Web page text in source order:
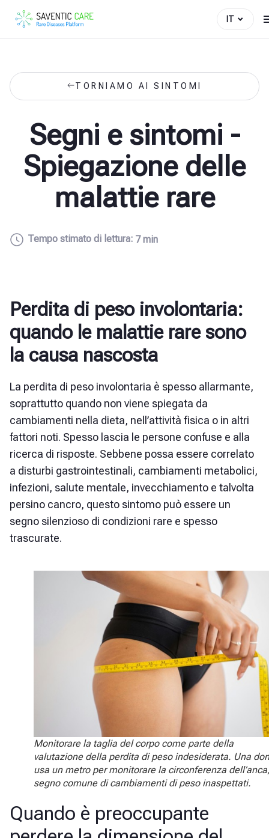
IT
TORNIAMO AI SINTOMI
Segni e sintomi -
Spiegazione delle
malattie rare
Tempo stimato di lettura: 7 min
Perdita di peso involontaria:
quando le malattie rare sono
la causa nascosta
La perdita di peso involontaria è spesso allarmante,
soprattutto quando non viene spiegata da
cambiamenti nella dieta, nell’attività fisica o in altri
fattori noti. Spesso lascia le persone confuse e alla
ricerca di risposte. Sebbene possa essere correlato
a disturbi gastrointestinali, cambiamenti metabolici,
infezioni, salute mentale, invecchiamento e talvolta
persino cancro, questo sintomo può essere un
segno silenzioso di condizioni rare e spesso
trascurate.
Monitorare la taglia del corpo come parte della
valutazione della perdita di peso indesiderata. Una
usa un metro per monitorare la circonferenza
segno comune di cambiamenti di peso inaspettati.
Quando è preoccupante